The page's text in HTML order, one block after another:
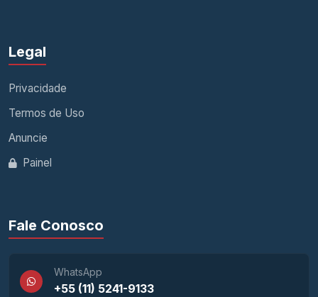
Legal
Privacidade
Termos de Uso
Anuncie
Painel
Fale Conosco
WhatsApp
+55 (11) 5241-9133